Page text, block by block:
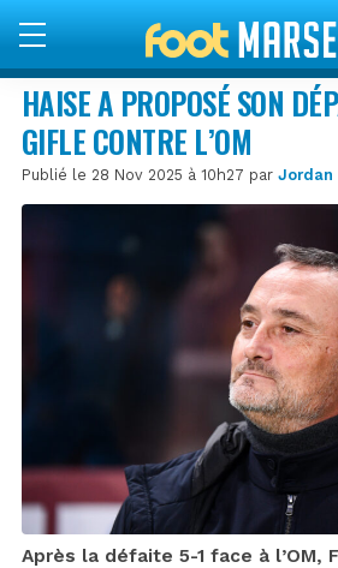
HAISE A PROPOSÉ SON
GIFLE CONTRE L’OM
Publié le 28 Nov 2025 à 10h27 par Jordan
Après la défaite 5-1 face à l’OM,